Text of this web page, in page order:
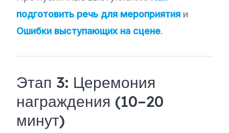
подготовить речь для мероприятия и
Ошибки выступающих на сцене.
Этап 3: Церемония
награждения (10–20
минут)